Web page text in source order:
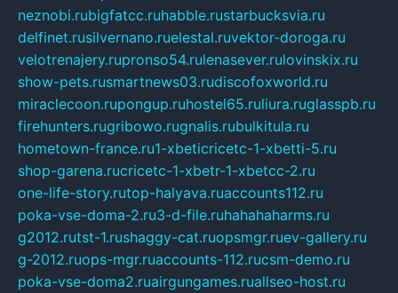
neznobi.rubigfatcc.ruhabble.rustarbucksvia.ru
delfinet.rusilvernano.ruelestal.ruvektor-doroga.ru
velotrenajery.rupronso54.rulenasever.rulovinskix.ru
show-pets.rusmartnews03.rudiscofoxworld.ru
miraclecoon.rupongup.ruhostel65.ruliura.ruglasspb.ru
firehunters.rugribowo.rugnalis.rubulkitula.ru
hometown-france.ru1-xbeticricetc-1-xbetti-5.ru
shop-garena.rucricetc-1-xbetr-1-xbetcc-2.ru
one-life-story.rutop-halyava.ruaccounts112.ru
poka-vse-doma-2.ru3-d-file.ruhahahaharms.ru
g2012.rutst-1.rushaggy-cat.ruopsmgr.ruev-gallery.ru
g-2012.ruops-mgr.ruaccounts-112.rucsm-demo.ru
poka-vse-doma2.ruairgungames.ruallseo-host.ru